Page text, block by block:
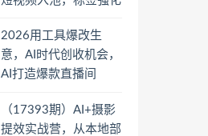
2026用工具爆改生
意，AI时代创收机会，
AI打造爆款直播间
（17393期）AI+摄影
提效实战营，从本地部